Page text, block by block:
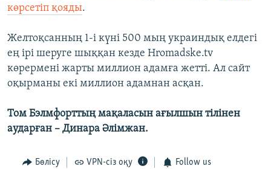
көрсетіп қояды.
Желтоқсанның 1-і күні 500 мың украиндық елдегі
ең ірі шеруге шыққан кезде Hromadske.tv
көрермені жарты миллион адамға жетті. Ал сайт
оқырманы екі миллион адамнан асқан.
Том Бэлмфорттың мақаласын ағылшын тілінен
аударған – Динара Әлімжан.
Бөлісу VPN-сіз оқу Follow us